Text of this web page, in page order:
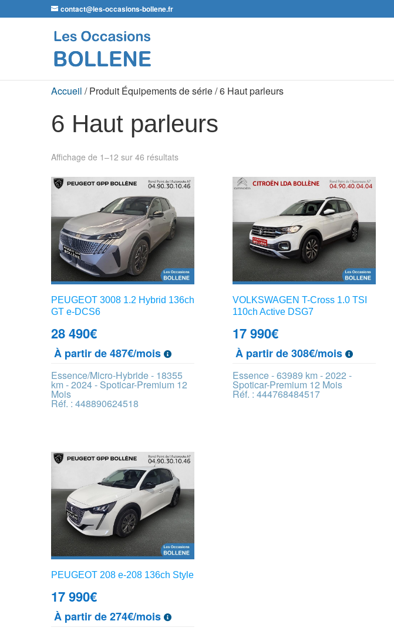
contact@les-occasions-bollene.fr
Accueil / Produit Équipements de série / 6 Haut parleurs
6 Haut parleurs
Affichage de 1–12 sur 46 résultats
PEUGEOT 3008 1.2 Hybrid 136ch
GT e-DCS6
28 490€
À partir de 487€/mois
Essence/Micro-Hybride - 18355
km - 2024 - Spoticar-Premium 12
Mois
Réf. : 448890624518
VOLKSWAGEN T-Cross 1.0 TSI
110ch Active DSG7
17 990€
À partir de 308€/mois
Essence - 63989 km - 2022 -
Spoticar-Premium 12 Mois
Réf. : 444768484517
PEUGEOT 208 e-208 136ch Style
17 990€
À partir de 274€/mois